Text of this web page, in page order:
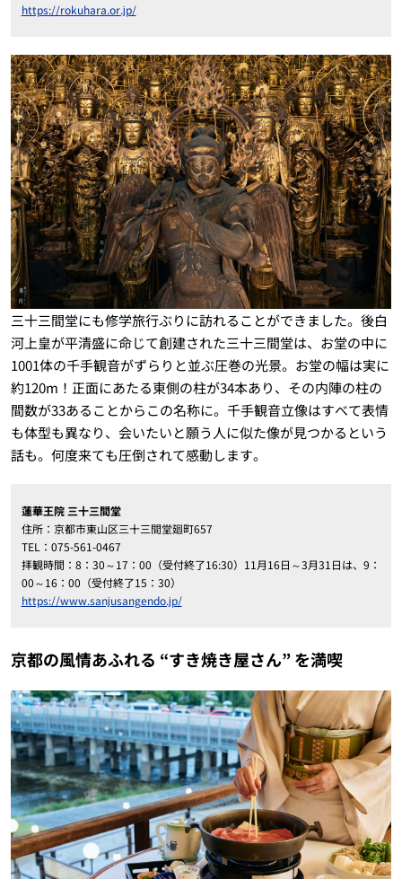
https://rokuhara.or.jp/
三十三間堂にも修学旅行ぶりに訪れることができました。後白
河上皇が平清盛に命じて創建された三十三間堂は、お堂の中に
1001体の千手観音がずらりと並ぶ圧巻の光景。お堂の幅は実に
約120m！正面にあたる東側の柱が34本あり、その内陣の柱の
間数が33あることからこの名称に。千手観音立像はすべて表情
も体型も異なり、会いたいと願う人に似た像が見つかるという
話も。何度来ても圧倒されて感動します。
蓮華王院 三十三間堂
住所：京都市東山区三十三間堂廻町657
TEL：075-561-0467
拝観時間： 8：30～17：00（受付終了16:30） 11月16日～3月31日は、 9：
00～16：00（受付終了15：30）
https://www.sanjusangendo.jp/
京都の風情あふれる “すき焼き屋さん” を満喫